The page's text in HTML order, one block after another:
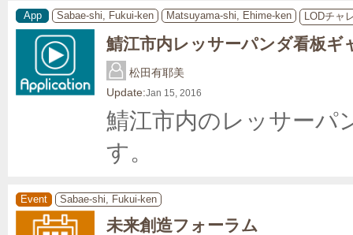
App Sabae-shi, Fukui-ken Matsuyama-shi, Ehime-ken LODチャ
鯖江市内レッサーパンダ看板ギ
松田有耶美
Update:Jan 15, 2016
鯖江市内のレッサーパ
す。
Event Sabae-shi, Fukui-ken
未来創造フォーラム